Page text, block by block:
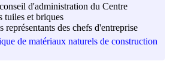
d'administration du Centre
tuiles et briques
représentants des chefs d'entreprise
de matériaux naturels de construction